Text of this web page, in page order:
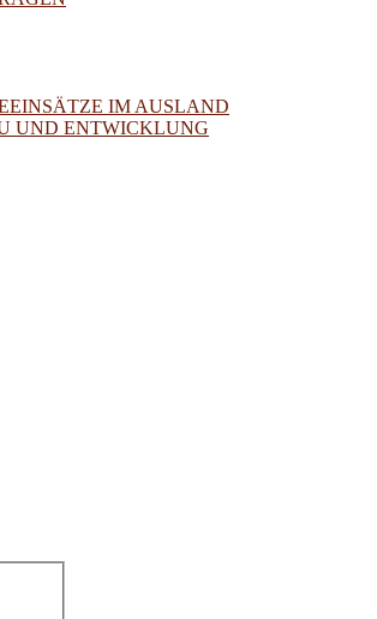
IM AUSLAND
UND ENTWICKLUNG